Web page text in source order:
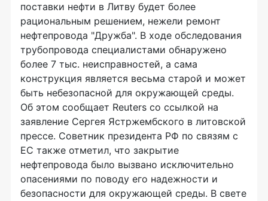
поставки нефти в Литву будет более
рациональным решением, нежели ремонт
нефтепровода "Дружба". В ходе обследования
трубопровода специалистами обнаружено
более 7 тыс. неисправностей, а сама
конструкция является весьма старой и может
быть небезопасной для окружающей среды.
Об этом сообщает Reuters со ссылкой на
заявление Сергея Ястржембского в литовской
прессе. Советник президента РФ по связям с
ЕС также отметил, что закрытие
нефтепровода было вызвано исключительно
опасениями по поводу его надежности и
безопасности для окружающей среды. В свете